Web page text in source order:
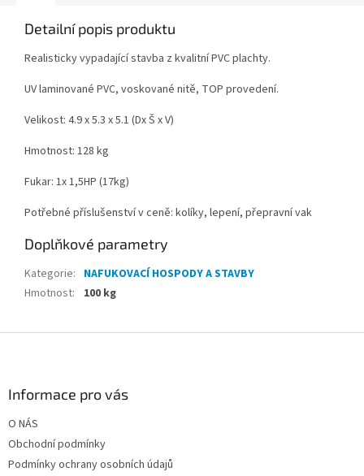
Detailní popis produktu
Realisticky vypadající stavba z kvalitní PVC plachty.
UV laminované PVC, voskované nitě, TOP provedení.
Velikost: 4.9 x 5.3 x 5.1 (Dx Š x V)
Hmotnost: 128 kg
Fukar: 1x 1,5HP (17kg)
Potřebné příslušenství v ceně: kolíky, lepení, přepravní vak
Doplňkové parametry
Kategorie: NAFUKOVACÍ HOSPODY A STAVBY
Hmotnost: 100 kg
Informace pro vás
O NÁS
Obchodní podmínky
Podmínky ochrany osobních údajů